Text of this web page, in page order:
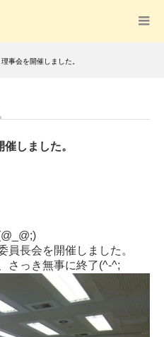
事会を開催しました。
しました。
員長会を開催しました。
さっき無事に終了(^-^;